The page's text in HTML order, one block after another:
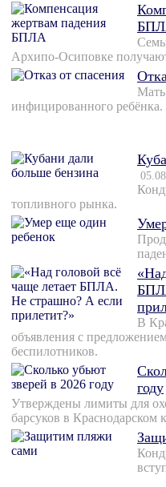
Архипо-Осиповке
инфицированного ребёнка.
топливного рынка.
В
объявления с
беспилотников.
году
Утверждены лимиты для
барсуков в Краснодарском